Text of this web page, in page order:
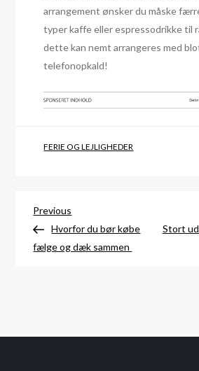
arrangement ønsker du måske
typer kaffe eller espressodrikke til
dette kan nemt arrangeres med
telefonopkald!
FERIE OG LEJLIGHEDER
Previous
Post
Previous
Hvorfor du bør købe
fælge og dæk sammen
Stort